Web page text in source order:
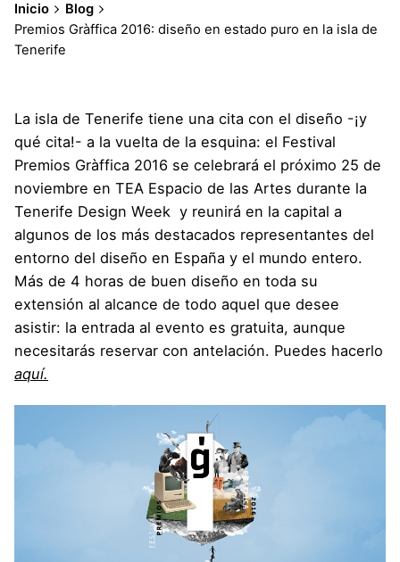
Inicio
Blog
Premios Gràffica 2016: diseño en estado puro en la isla de
Tenerife
La isla de Tenerife tiene una cita con el diseño -¡y
qué cita!- a la vuelta de la esquina: el Festival
Premios Gràffica 2016 se celebrará el próximo 25 de
noviembre en TEA Espacio de las Artes durante la
Tenerife Design Week y reunirá en la capital a
algunos de los más destacados representantes del
entorno del diseño en España y el mundo entero.
Más de 4 horas de buen diseño en toda su
extensión al alcance de todo aquel que desee
asistir: la entrada al evento es gratuita, aunque
necesitarás reservar con antelación. Puedes hacerlo
aquí.